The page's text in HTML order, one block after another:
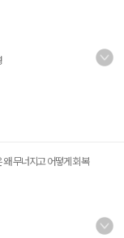
무너지고 어떻게 회복